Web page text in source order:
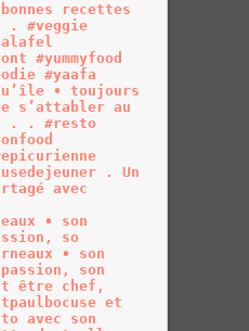
• son
so